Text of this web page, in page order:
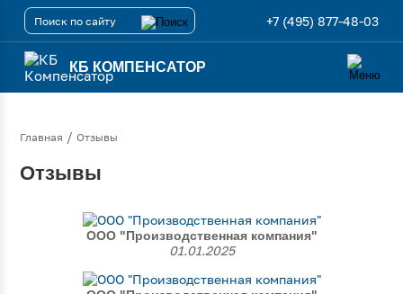
+7 (495) 877-48-03
КБ КОМПЕНСАТОР
Главная /Отзывы
Отзывы
ООО "Производственная компания"
01.01.2025